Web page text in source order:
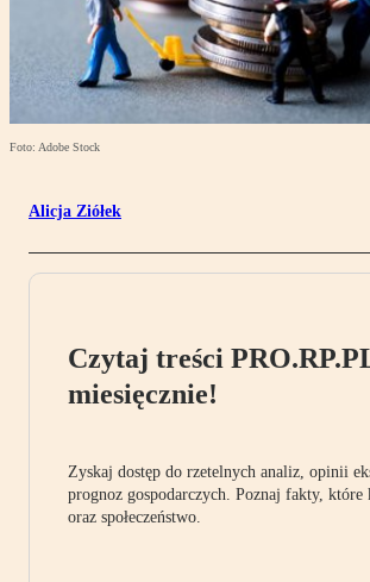
Foto: Adobe Stock
Alicja Ziółek
Czytaj treści
miesięcznie!
Zyskaj dostęp do rzetelnych analiz, opinii
prognoz gospodarczych. Poznaj fakty, które
oraz społeczeństwo.